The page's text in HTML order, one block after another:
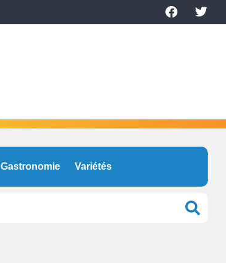
Gastronomie Variétés